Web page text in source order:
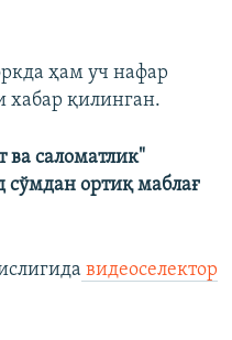
ҳам уч нафар
хабар қилинган.
саломатлик"
ортиқ маблағ
видеоселектор